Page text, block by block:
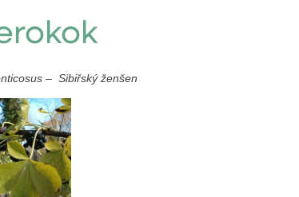
– Sibiřský ženšen